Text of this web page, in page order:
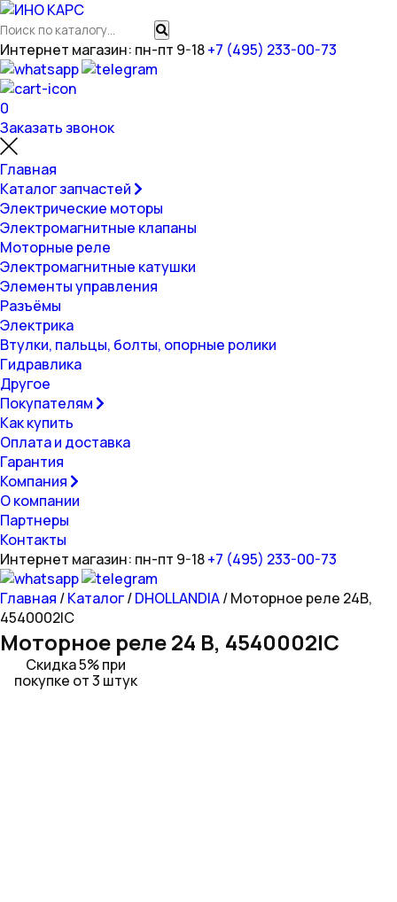
Интернет магазин: пн-пт 9-18+7 (495) 233-00-73
0
Заказать звонок
Главная
Каталог запчастей
Электрические моторы
Электромагнитные клапаны
Моторные реле
Электромагнитные катушки
Элементы управления
Разъёмы
Электрика
Втулки, пальцы, болты, опорные ролики
Гидравлика
Другое
Покупателям
Как купить
Оплата и доставка
Гарантия
Компания
О компании
Партнеры
Контакты
Интернет магазин: пн-пт 9-18+7 (495) 233-00-73
Главная /Каталог/DHOLLANDIA/ Моторное реле 24В,
4540002IC
Моторное реле 24 В, 4540002IC
Скидка 5% при
покупке от 3 штук